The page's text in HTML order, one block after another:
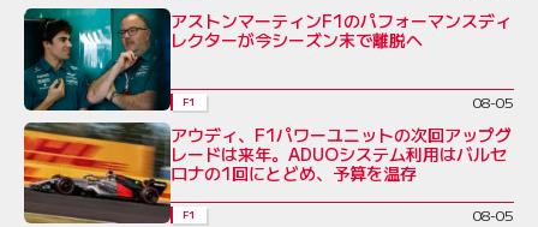
アストンマーティンF1のパフォーマンスディ
レクターが今シーズン末で離脱へ
F1 08-05
アウディ、F1パワーユニットの次回アップグ
レードは来年。ADUOシステム利用はバルセ
ロナの1回にとどめ、予算を温存
F1 08-05